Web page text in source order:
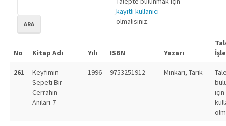
ARA
kayıtlı kullanıcı
olmalısınız.
No Kitap Adı Yılı ISBN Yazarı
261
Keyfimin
Sepeti Bir
Cerrahın
Anıları-7
1996 9753251912 Minkari, Tarık
için